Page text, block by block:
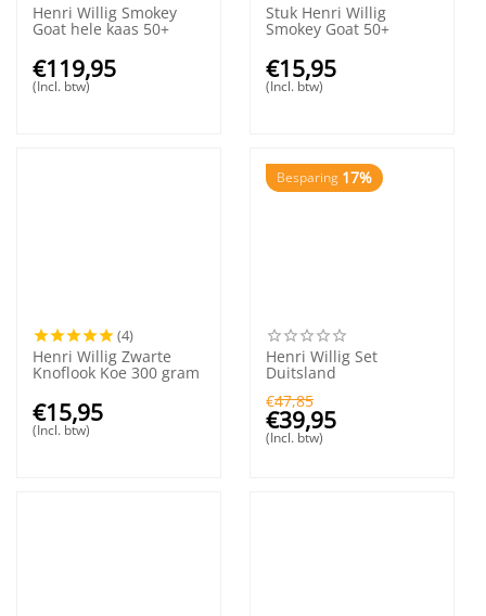
Henri Willig Smokey
Goat hele kaas 50+
€119,95
(Incl. btw)
Stuk Henri Willig
Smokey Goat 50+
€15,95
(Incl. btw)
(4)
Henri Willig Zwarte
Knoflook Koe 300 gram
€15,95
(Incl. btw)
Besparing 17%
Henri Willig Set
Duitsland
€47,85
€39,95
(Incl. btw)